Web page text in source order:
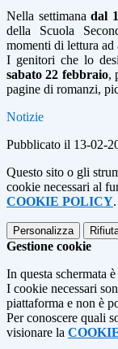
Nella settimana dal
della Scuola
momenti di lettura ad
I genitori che lo
sabato 22 febbraio,
pagine di romanzi,
Notizie
Pubblicato il 13-02-
Questo sito o gli
cookie necessari al
COOKIE POLICY.
Personalizza
Gestione cookie
In questa schermata
I cookie necessari
piattaforma e non è
Per conoscere quali
visionare la